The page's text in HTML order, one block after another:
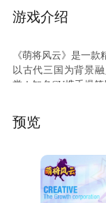
美皮肤自选宝箱，18
将哪吒，活跃再送火
成系统宝物升阶、
法诸侯争霸已上线
爱吾悬浮窗“礼包中
游戏介绍
《萌将风云》是一款
以古代三国为背景
堂！知名CV携手爆笑
更有MM后援团、国
待！面对未知的冒险
预览